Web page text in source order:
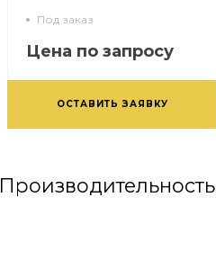
Под заказ
Цена по запросу
ОСТАВИТЬ ЗАЯВКУ
Производительность